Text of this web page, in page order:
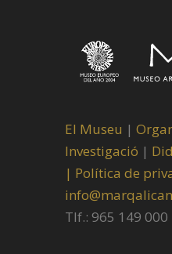
El Museu |
Investigació |
| Política de
Tlf.: 965 149 000